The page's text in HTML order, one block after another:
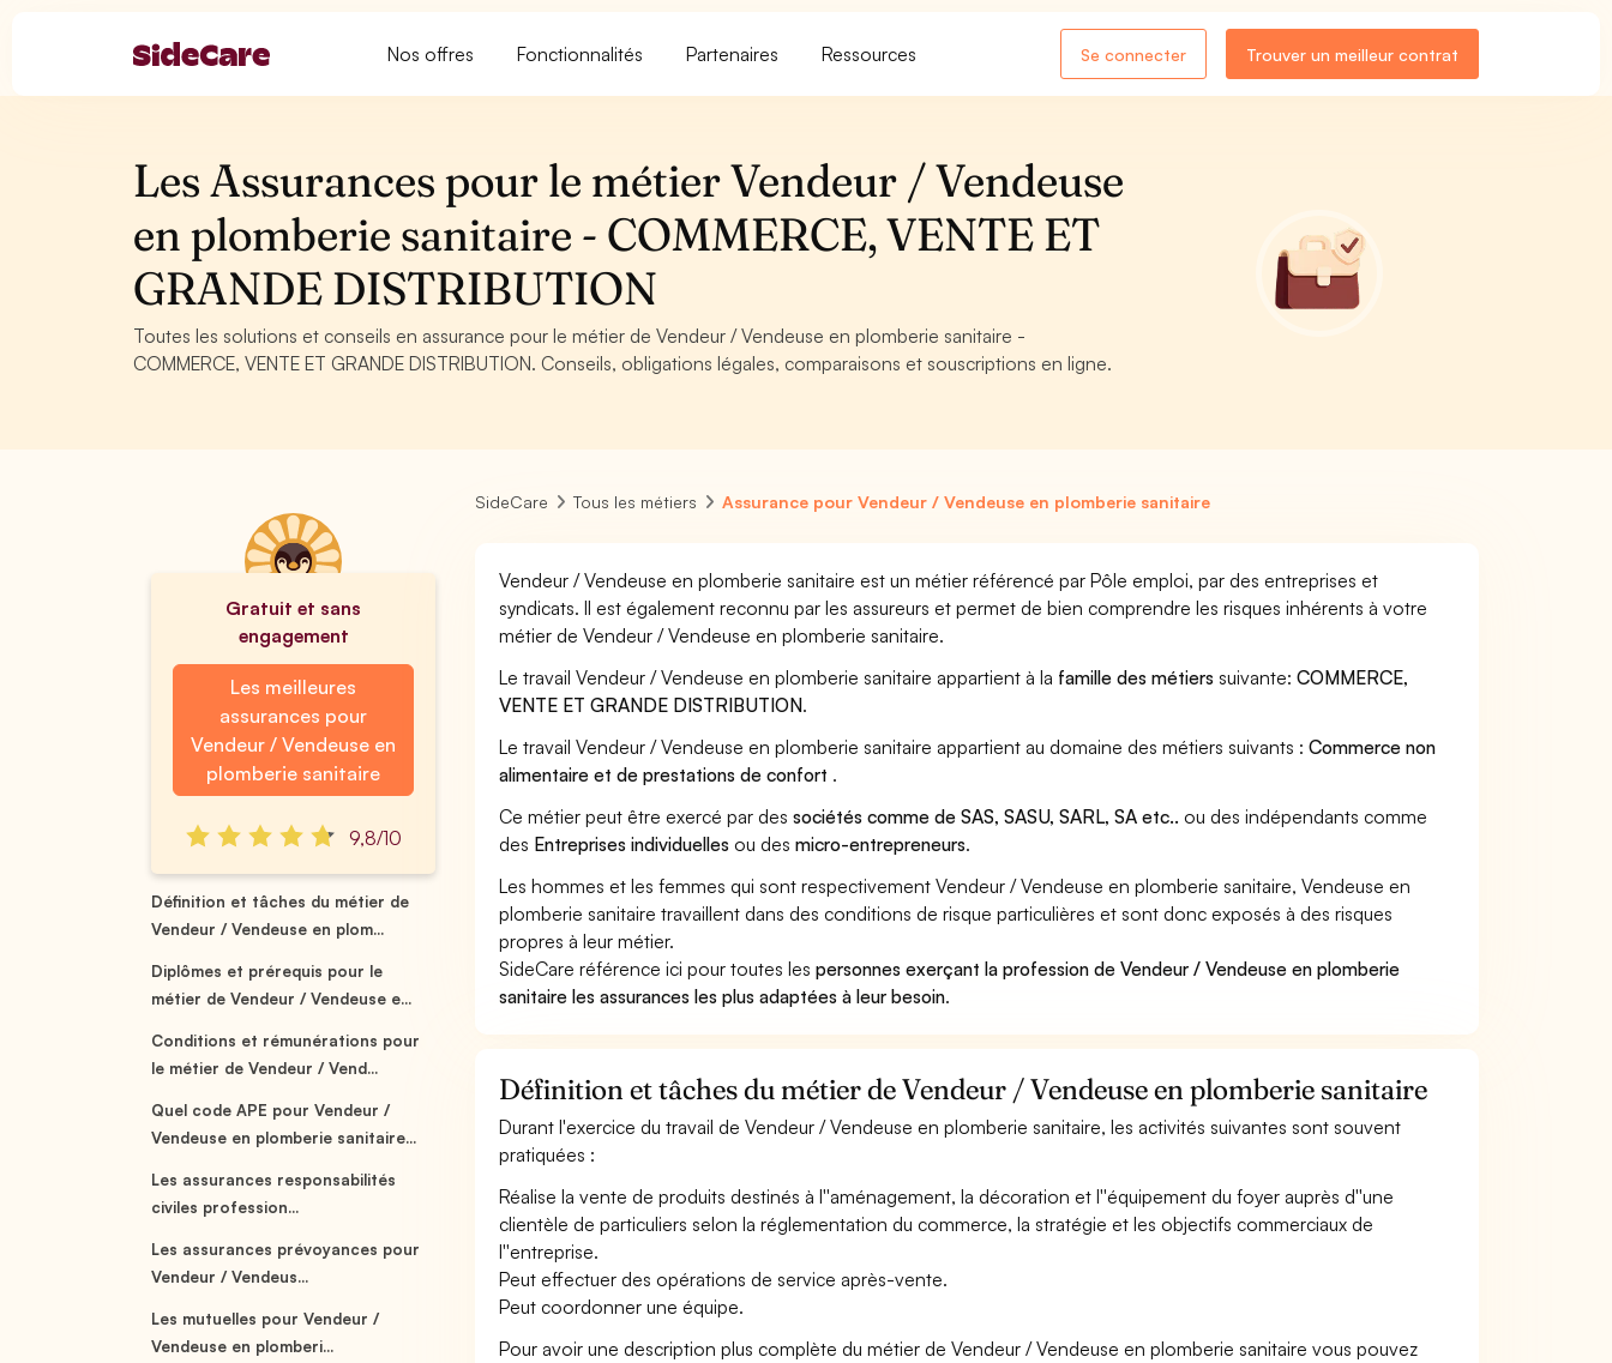
Nos offres Fonctionnalités Partenaires Ressources Se connecter Trouver un meilleur contrat
Les Assurances pour le métier Vendeur / Vendeuse
en plomberie sanitaire - COMMERCE, VENTE ET
GRANDE DISTRIBUTION
Toutes les solutions et conseils en assurance pour le métier de Vendeur / Vendeuse en plomberie sanitaire -
COMMERCE, VENTE ET GRANDE DISTRIBUTION. Conseils, obligations légales, comparaisons et souscriptions en ligne.
Gratuit et sans
engagement
Les meilleures
assurances pour
Vendeur / Vendeuse en
plomberie sanitaire
9,8/10
Définition et tâches du métier de
Vendeur / Vendeuse en plom...
Diplômes et prérequis pour le
métier de Vendeur / Vendeuse e...
Conditions et rémunérations pour
le métier de Vendeur / Vend...
Quel code APE pour Vendeur /
Vendeuse en plomberie sanitaire...
Les assurances responsabilités
civiles profession...
Les assurances prévoyances pour
Vendeur / Vendeus...
Les mutuelles pour Vendeur /
Vendeuse en plomberi...
SideCare Tous les métiers Assurance pour Vendeur / Vendeuse en plomberie sanitaire
Vendeur / Vendeuse en plomberie sanitaire est un métier référencé par Pôle emploi, par des entreprises et
syndicats. Il est également reconnu par les assureurs et permet de bien comprendre les risques inhérents à votre
métier de Vendeur / Vendeuse en plomberie sanitaire.
Le travail Vendeur / Vendeuse en plomberie sanitaire appartient à la famille des métiers suivante:COMMERCE,
VENTE ET GRANDE DISTRIBUTION.
Le travail Vendeur / Vendeuse en plomberie sanitaire appartient au domaine des métiers suivants :Commerce non
alimentaire et de prestations de confort .
Ce métier peut être exercé par dessociétés comme de SAS, SASU, SARL, SA etc.. ou des indépendants comme
des Entreprises individuelles ou desmicro-entrepreneurs.
Les hommes et les femmes qui sont respectivement Vendeur / Vendeuse en plomberie sanitaire, Vendeuse en
plomberie sanitaire travaillent dans des conditions de risque particulières et sont donc exposés à des risques
propres à leur métier.
SideCare référence ici pour toutes lespersonnes exerçant la profession de Vendeur / Vendeuse en plomberie
sanitaire les assurances les plus adaptées à leur besoin.
Définition et tâches du métier de Vendeur / Vendeuse en plomberie sanitaire
Durant l'exercice du travail de Vendeur / Vendeuse en plomberie sanitaire, les activités suivantes sont souvent
pratiquées :
Réalise la vente de produits destinés à l''aménagement, la décoration et l''équipement du foyer auprès d''une
clientèle de particuliers selon la réglementation du commerce, la stratégie et les objectifs commerciaux de
l''entreprise.
Peut effectuer des opérations de service après-vente.
Peut coordonner une équipe.
Pour avoir une description plus complète du métier de Vendeur / Vendeuse en plomberie sanitaire vous pouvez